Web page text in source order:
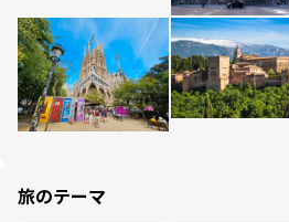
旅のテーマ